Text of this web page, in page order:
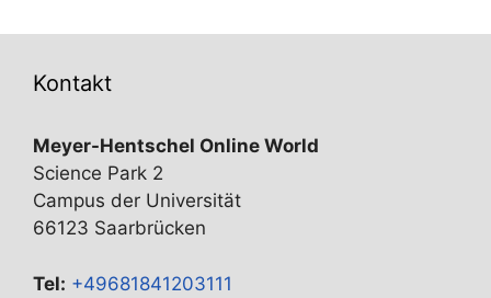
Kontakt
Meyer-Hentschel Online World
Science Park 2
Campus der Universität
66123 Saarbrücken
Tel: +49681841203111